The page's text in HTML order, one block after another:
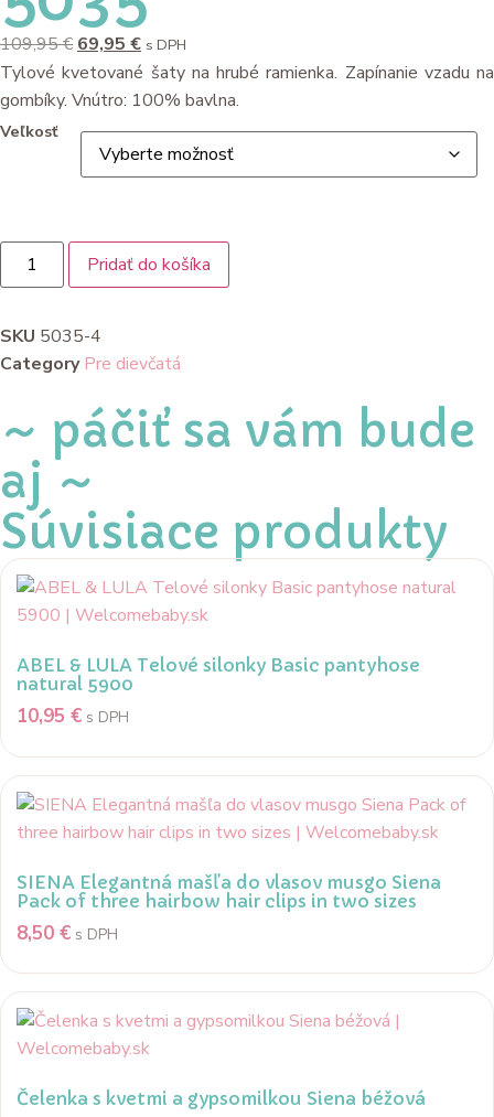
109,95€ 69,95 € s DPH
Tylové kvetované šaty na hrubé ramienka. Zapínanie vzadu na
gombíky. Vnútro: 100% bavlna.
Veľkosť
Pridať do košíka
SKU 5035-4
Category Pre dievčatá
~ páčiť sa vám bude
aj ~
Súvisiace produkty
ABEL & LULA Telové silonky Basic pantyhose
natural 5900
10,95 € s DPH
SIENA Elegantná mašľa do vlasov musgo Siena
Pack of three hairbow hair clips in two sizes
8,50 € s DPH
Čelenka s kvetmi a gypsomilkou Siena béžová